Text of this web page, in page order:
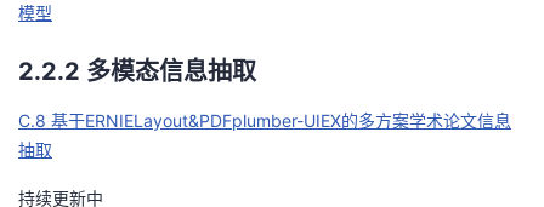
模型
2.2.2 多模态信息抽取
C.8 基于ERNIELayout&PDFplumber-UIEX的多方案学术论文信息
抽取
持续更新中